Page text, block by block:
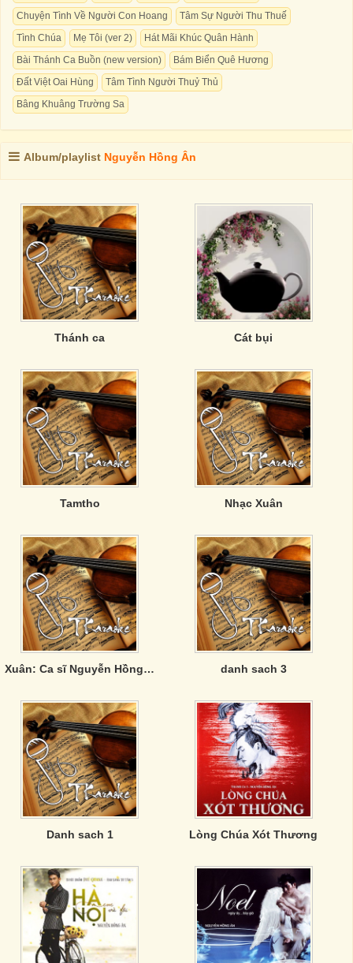
Chuyện Tình Về Người Con Hoang
Tâm Sự Người Thu Thuế
Tình Chúa
Mẹ Tôi (ver 2)
Hát Mãi Khúc Quân Hành
Bài Thánh Ca Buồn (new version)
Bám Biển Quê Hương
Đất Việt Oai Hùng
Tâm Tình Người Thuỷ Thủ
Bâng Khuâng Trường Sa
Album/playlist Nguyễn Hồng Ân
Thánh ca Cát bụi
Tamtho Nhạc Xuân
Xuân: Ca sĩ Nguyễn Hồng Ân danh sach 3
Danh sach 1 Lòng Chúa Xót Thương